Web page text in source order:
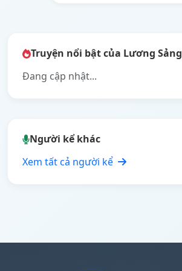
Truyện nổi bật của Lương Sảng
Đang cập nhật...
Người kể khác
Xem tất cả người kể